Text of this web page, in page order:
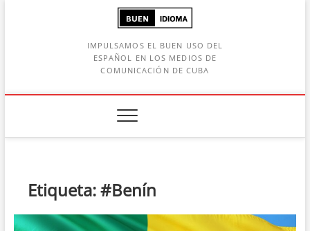
IMPULSAMOS EL BUEN USO DEL
ESPAÑOL EN LOS MEDIOS DE
COMUNICACIÓN DE CUBA
Etiqueta:#Benín